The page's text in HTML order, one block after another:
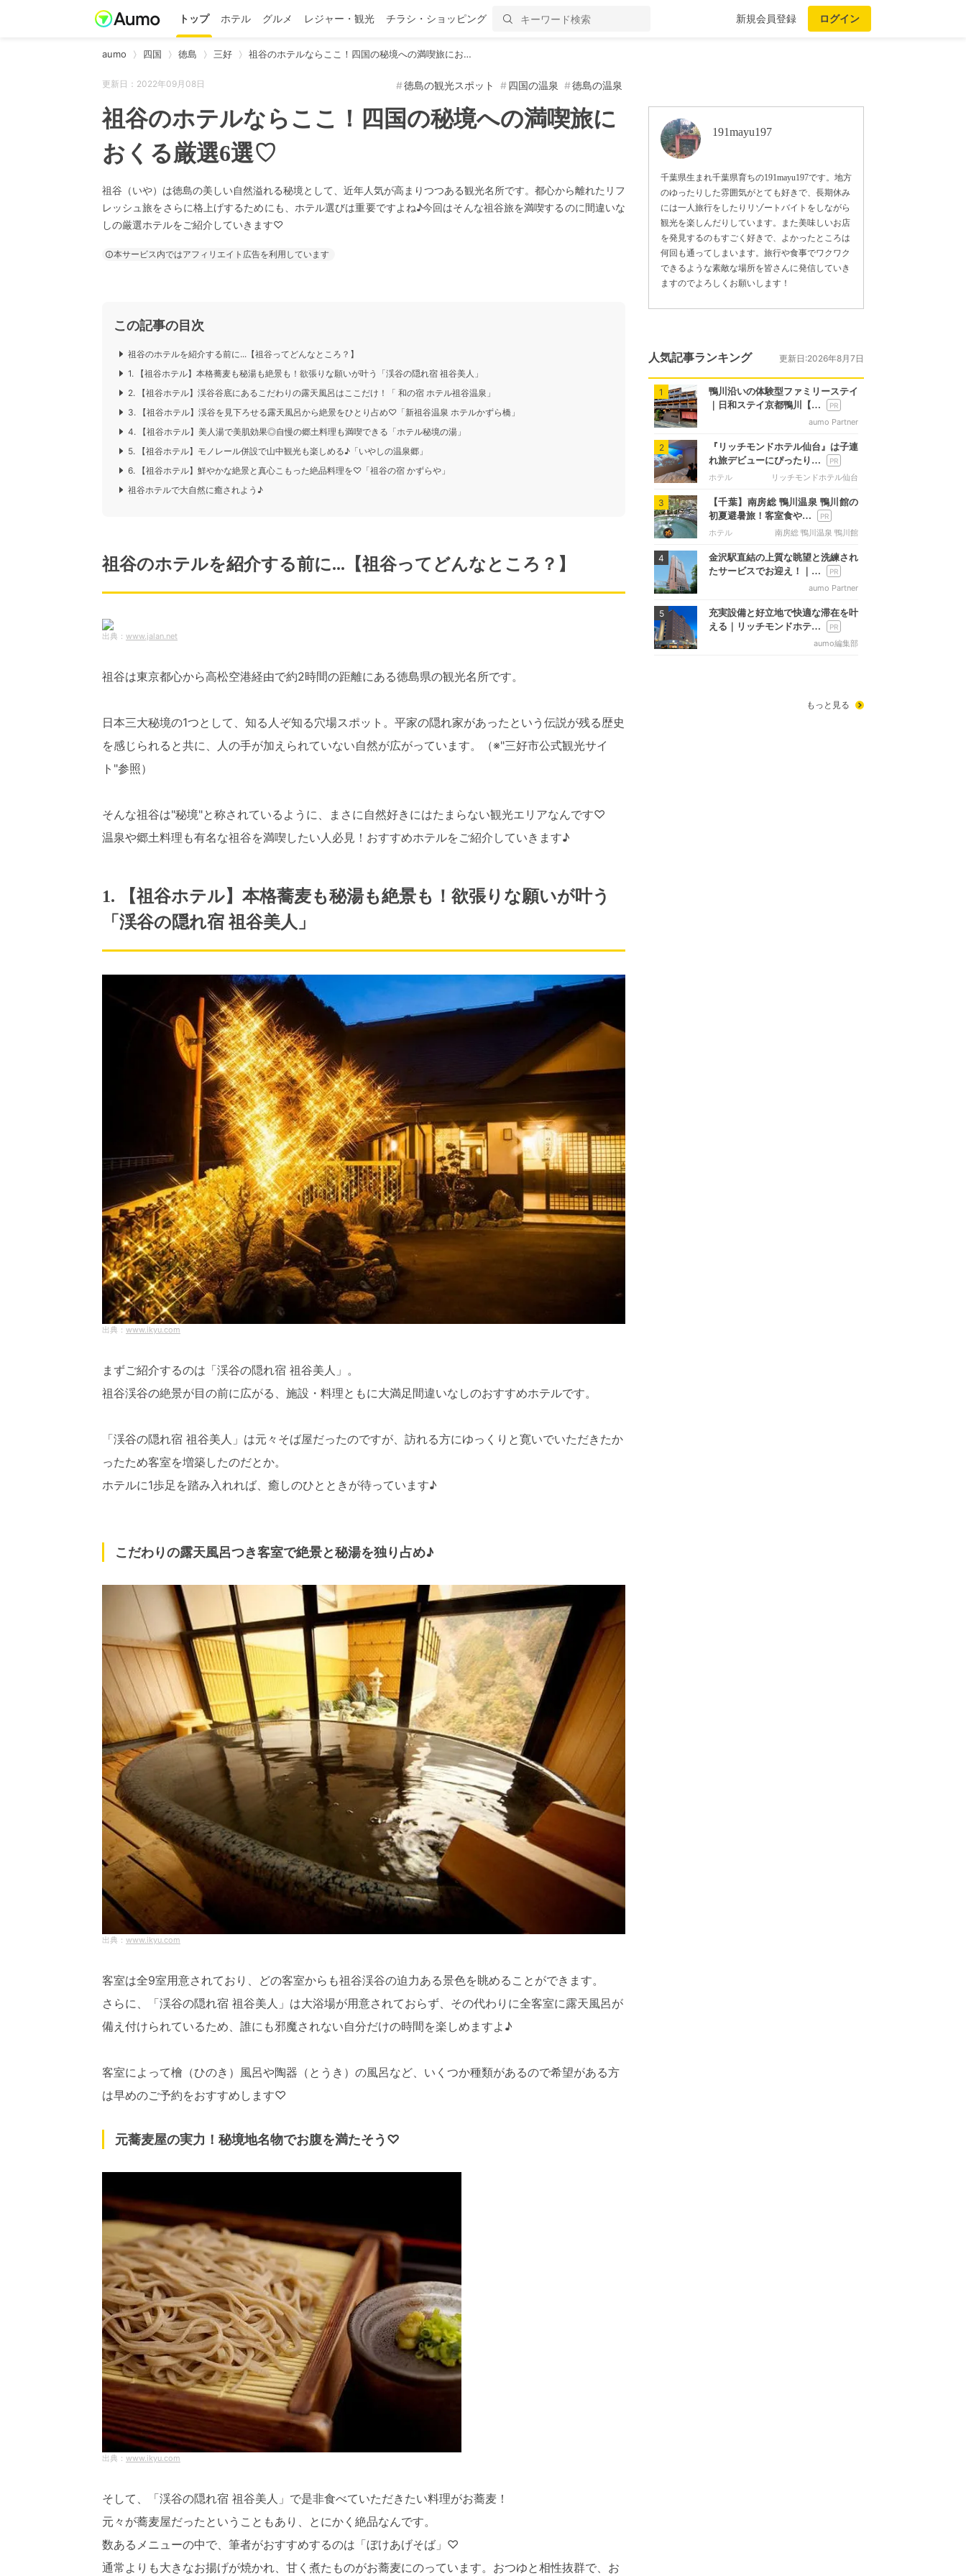
トップ ホテル グルメ レジャー・観光 チラシ・ショッピング 新規会員登録 ログイン
aumo 四国 徳島 三好 祖谷のホテルならここ！四国の秘境への満喫旅にお…
更新日：2022年09月08日 徳島の観光スポット 四国の温泉 徳島の温泉
祖谷のホテルならここ！四国の秘境への満喫旅に
おくる厳選6選♡
祖谷（いや）は徳島の美しい自然溢れる秘境として、近年人気が高まりつつある観光名所です。都心から離れたリフ
レッシュ旅をさらに格上げするためにも、ホテル選びは重要ですよね♪今回はそんな祖谷旅を満喫するのに間違いな
しの厳選ホテルをご紹介していきます♡
本サービス内ではアフィリエイト広告を利用しています
この記事の目次
祖谷のホテルを紹介する前に...【祖谷ってどんなところ？】
1. 【祖谷ホテル】本格蕎麦も秘湯も絶景も！欲張りな願いが叶う「渓谷の隠れ宿 祖谷美人」
2. 【祖谷ホテル】渓谷谷底にあるこだわりの露天風呂はここだけ！「 和の宿 ホテル祖谷温泉」
3. 【祖谷ホテル】渓谷を見下ろせる露天風呂から絶景をひとり占め♡「新祖谷温泉 ホテルかずら橋」
4. 【祖谷ホテル】美人湯で美肌効果◎自慢の郷土料理も満喫できる「ホテル秘境の湯」
5. 【祖谷ホテル】モノレール併設で山中観光も楽しめる♪「いやしの温泉郷」
6. 【祖谷ホテル】鮮やかな絶景と真心こもった絶品料理を♡「祖谷の宿 かずらや」
祖谷ホテルで大自然に癒されよう♪
祖谷のホテルを紹介する前に...【祖谷ってどんなところ？】
www.jalan.net
祖谷は東京都心から高松空港経由で約2時間の距離にある徳島県の観光名所です。
日本三大秘境の1つとして、知る人ぞ知る穴場スポット。平家の隠れ家があったという伝説が残る歴史
を感じられると共に、人の手が加えられていない自然が広がっています。（※"三好市公式観光サイ
ト"参照）
そんな祖谷は"秘境"と称されているように、まさに自然好きにはたまらない観光エリアなんです♡
温泉や郷土料理も有名な祖谷を満喫したい人必見！おすすめホテルをご紹介していきます♪
1. 【祖谷ホテル】本格蕎麦も秘湯も絶景も！欲張りな願いが叶う
「渓谷の隠れ宿 祖谷美人」
www.ikyu.com
まずご紹介するのは「渓谷の隠れ宿 祖谷美人」。
祖谷渓谷の絶景が目の前に広がる、施設・料理ともに大満足間違いなしのおすすめホテルです。
「渓谷の隠れ宿 祖谷美人」は元々そば屋だったのですが、訪れる方にゆっくりと寛いでいただきたか
ったため客室を増築したのだとか。
ホテルに1歩足を踏み入れれば、癒しのひとときが待っています♪
こだわりの露天風呂つき客室で絶景と秘湯を独り占め♪
www.ikyu.com
客室は全9室用意されており、どの客室からも祖谷渓谷の迫力ある景色を眺めることができます。
さらに、「渓谷の隠れ宿 祖谷美人」は大浴場が用意されておらず、その代わりに全客室に露天風呂が
備え付けられているため、誰にも邪魔されない自分だけの時間を楽しめますよ♪
客室によって檜（ひのき）風呂や陶器（とうき）の風呂など、いくつか種類があるので希望がある方
は早めのご予約をおすすめします♡
元蕎麦屋の実力！秘境地名物でお腹を満たそう♡
www.ikyu.com
そして、「渓谷の隠れ宿 祖谷美人」で是非食べていただきたい料理がお蕎麦！
元々が蕎麦屋だったということもあり、とにかく絶品なんです。
数あるメニューの中で、筆者がおすすめするのは「ぼけあげそば」♡
通常よりも大きなお揚げが焼かれ、甘く煮たものがお蕎麦にのっています。おつゆと相性抜群で、お
191mayu197
千葉県生まれ千葉県育ちの191mayu197です。地方
のゆったりした雰囲気がとても好きで、長期休み
には一人旅行をしたりリゾートバイトをしながら
観光を楽しんだりしています。また美味しいお店
を発見するのもすごく好きで、よかったところは
何回も通ってしまいます。旅行や食事でワクワク
できるような素敵な場所を皆さんに発信していき
ますのでよろしくお願いします！
人気記事ランキング 更新日:2026年8月7日
1
鴨川沿いの体験型ファミリーステイ
｜日和ステイ京都鴨川【…
aumo Partner
2
『リッチモンドホテル仙台』は子連
れ旅デビューにぴったり…
ホテル リッチモンドホテル仙台
3
【千葉】南房総 鴨川温泉 鴨川館の
初夏避暑旅！客室食や…
ホテル 南房総 鴨川温泉 鴨川館
4
金沢駅直結の上質な眺望と洗練され
たサービスでお迎え！｜…
aumo Partner
5
充実設備と好立地で快適な滞在を叶
える｜リッチモンドホテ…
aumo編集部
もっと見る